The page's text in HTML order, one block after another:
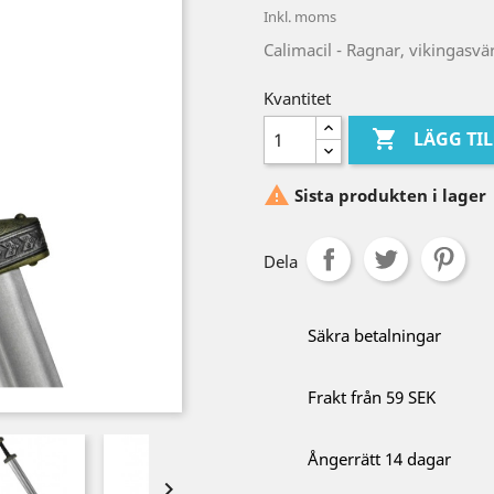
Inkl. moms
Calimacil - Ragnar,
Kvantitet
 LÄGG
 Sista produkten i lager
Dela
Säkra betalningar
Frakt från 59 SEK
Ångerrätt 14 dagar